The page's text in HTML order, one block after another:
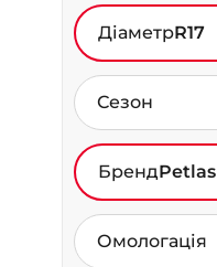
ДіаметрR17
Сезон
БрендPetlas
Омологація